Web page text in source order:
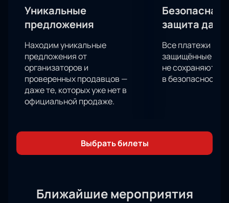
У вас есть уникальная возможность почувствовать
себя непосредственным участником всего
происходящего на арене, ведь ваши эмоции и
поддержка крайне важны для спортсменов.
Почувствуйте настоящий драйв, адреналин,
словом все самые спортивные эмоции, которые
может подарить состязание!
Уникальные
предложения
Находим уникальные
предложения от
организаторов и
проверенных продавцов —
даже те, которых уже нет в
официальной продаже.
Безопасная
защита
Все платежи
защищённые
не сохраняются
в безопасности.
Выбрать билеты
Ближайшие мероприятия